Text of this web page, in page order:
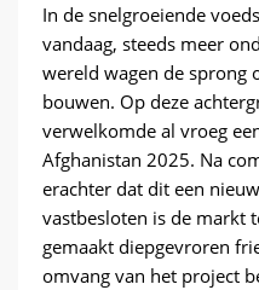
In de snelgroeiende
vandaag, steeds meer
wereld wagen de sprong
bouwen. Op deze
verwelkomde al vroeg
Afghanistan 2025. Na
erachter dat dit een
vastbesloten is de markt
gemaakt diepgevroren
omvang van het project